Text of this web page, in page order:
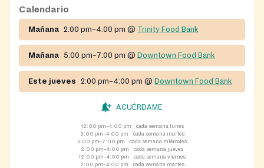
department also offers the Frederick Community Table
(community meal program), health care, housing
support, and other social services.
Calendario
Mañana 2:00 pm–4:00 pm @ Trinity Food Bank
Mañana 5:00 pm–7:00 pm @ Downtown Food Bank
Este jueves 2:00 pm–4:00 pm @ Downtown Food Bank
ACUÉRDAME
12:00 pm–4:00 pm
cada semana lunes
2:00 pm–4:00 pm
cada semana martes
5:00 pm–7:00 pm
cada semana miércoles
2:00 pm–4:00 pm
cada semana jueves
12:00 pm–4:00 pm
cada semana viernes
2:00 pm–4:00 pm
cada semana martes